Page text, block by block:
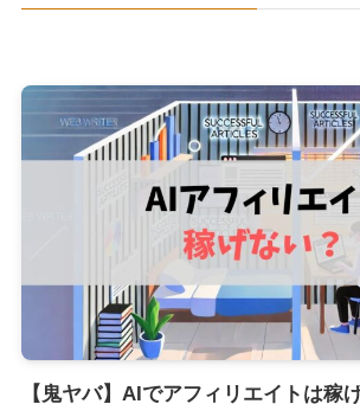
【鬼ヤバ】AIでアフィリエイトは稼